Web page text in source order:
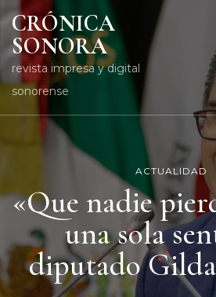
CRÓNICA
SONORA
revista impresa y digital
sonorense
ACTUALIDAD
«Que nadie
una sola
diputado